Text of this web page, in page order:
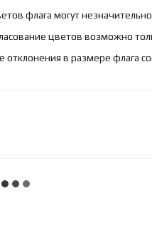
флага могут
цветов возможно
отклонения в размере флага